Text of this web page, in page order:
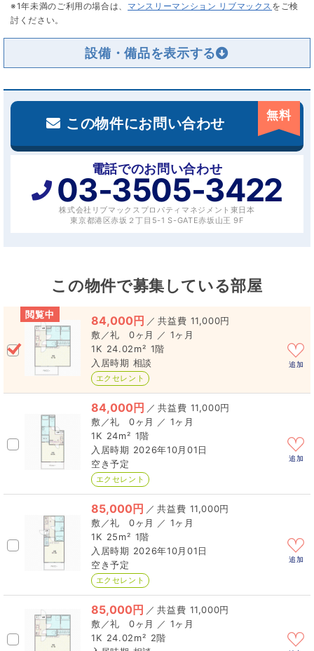
※1年未満のご利用の場合は、 マンスリーマンション リブマックス をご検
討ください。
設備・備品を
この物件にお問い合わせ 無料
電話でのお問い合わせ
03-3505-3422
株式会社リブマックスプロパティマネジメント東日本
東京都港区赤坂２丁目5-1 S-GATE赤坂山王 9F
この物件で募集している部屋
84,000円 ／
11,000円
0ヶ月 ／ 1ヶ月
1K 24.02m² 1階
相談
エクセレント
閲覧中
追加
84,000円 ／
11,000円
0ヶ月 ／ 1ヶ月
1K 24m² 1階
2026年10月01日
空き予定
エクセレント
追加
85,000円 ／
11,000円
0ヶ月 ／ 1ヶ月
1K 25m² 1階
2026年10月01日
空き予定
エクセレント
追加
85,000円 ／
11,000円
0ヶ月 ／ 1ヶ月
1K 24.02m² 2階